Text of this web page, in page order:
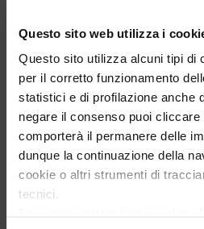
Questo sito web utilizza i
Questo sito utilizza alcuni tipi di
per il corretto funzionamento
statistici e di profilazione anche
negare il consenso puoi cliccare
comporterà il permanere delle
dunque la continuazione della
cookie o altri strumenti di
tecnici.
stata eccellente. Anche il servizio
spedizione puntuale, confezione
attenzione al cliente. Consiglio
chi cerca professionalità,
livello. Sono pienamente
esiterei a comprare di nuovo.
Verifizierter Käufer